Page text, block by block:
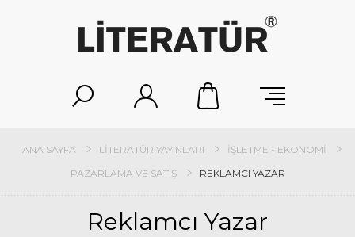
ANA SAYFA LITERATÜR YAYINLARI
İŞLETME - EKONOMI
PAZARLAMA VE SATIŞ
REKLAMCI YAZAR
Reklamcı Yazar